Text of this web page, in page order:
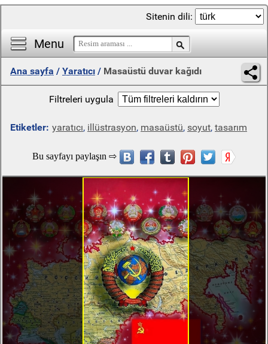
Menu
Sitenin dili:
Ana sayfa / Yaratıcı / Masaüstü duvar kağıdı
Filtreleri uygula
Etiketler: yaratıcı, illüstrasyon, masaüstü, soyut, tasarım